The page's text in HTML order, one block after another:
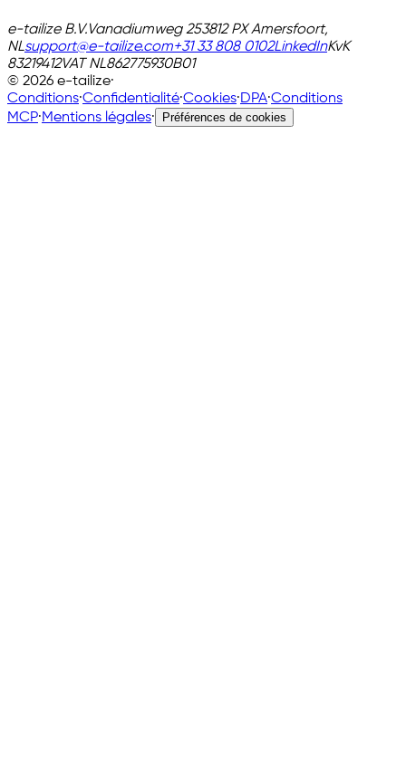
e-tailize B.V.Vanadiumweg 253812 PX Amersfoort,
NLsupport@e-tailize.com+31 33 808 0102LinkedInKvK
83219412VAT NL862775930B01
© 2026 e-tailize·
Conditions·Confidentialité·Cookies·DPA·Conditions
MCP·Mentions légales· Préférences de cookies